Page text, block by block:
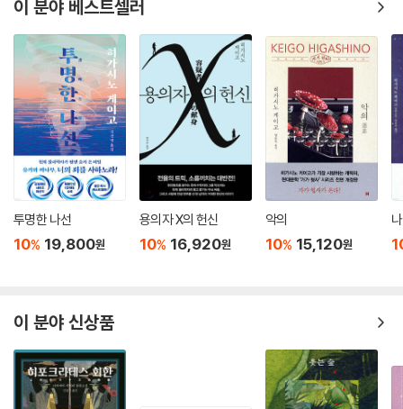
이 분야 베스트셀러
투명한 나선
10% 19,800원
용의자 X의 헌신
10% 16,920원
악의
10% 15,120원
이 분야 신상품